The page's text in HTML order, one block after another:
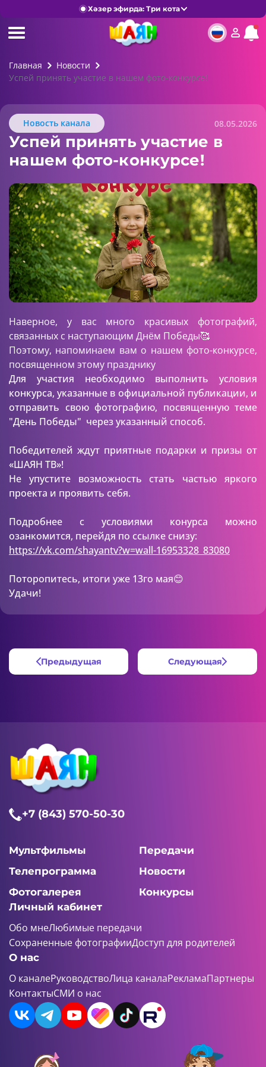
Хәзер эфирда: Три кота
Главная
Новости
Успей принять участие в нашем фото-конкурсе!
Новость канала 08.05.2026
Успей принять участие в
нашем фото-конкурсе!
Наверное, у вас много красивых фотографий,
связанных с наступающим Днём Победы🥰
Поэтому, напоминаем вам о нашем фото-конкурсе,
посвященном этому празднику
Для участия необходимо выполнить условия
конкурса, указанные в официальной публикации, и
отправить свою фотографию, посвященную теме
"День Победы" через указанный способ.
Победителей ждут приятные подарки и призы от
«ШАЯН ТВ»!
Не упустите возможность стать частью яркого
проекта и проявить себя.
Подробнее с условиями конурса можно
озанкомится, перейдя по ссылке снизу:
https://vk.com/shayantv?w=wall-16953328_83080
Поторопитесь, итоги уже 13го мая😊
Удачи!
Предыдущая Следующая
+7 (843) 570-50-30
Мультфильмы
Передачи
Телепрограмма
Новости
Фотогалерея
Конкурсы
Личный кабинет
Обо мнеЛюбимые передачи
Сохраненные фотографииДоступ для родителей
О нас
О каналеРуководствоЛица каналаРекламаПартнеры
КонтактыСМИ о нас